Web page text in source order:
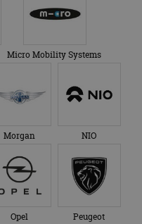
Micro Mobility Systems
Morgan NIO
Opel Peugeot